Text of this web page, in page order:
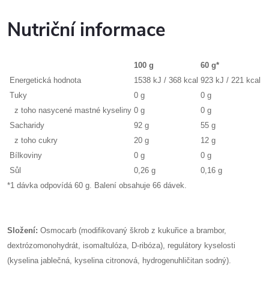
Nutriční informace
100 g
60 g*
Energetická hodnota
1538 kJ / 368 kcal 923 kJ / 221 kcal
Tuky
0 g
0 g
z toho nasycené mastné kyseliny 0 g
0 g
Sacharidy
92 g
55 g
z toho cukry
20 g
12 g
Bílkoviny
0 g
0 g
Sůl
0,26 g
0,16 g
*1 dávka odpovídá 60 g. Balení obsahuje 66 dávek.
Složení: Osmocarb (modifikovaný škrob z kukuřice a brambor,
dextrózomonohydrát, isomaltulóza, D-ribóza), regulátory kyselosti
(kyselina jablečná, kyselina citronová, hydrogenuhličitan sodný).